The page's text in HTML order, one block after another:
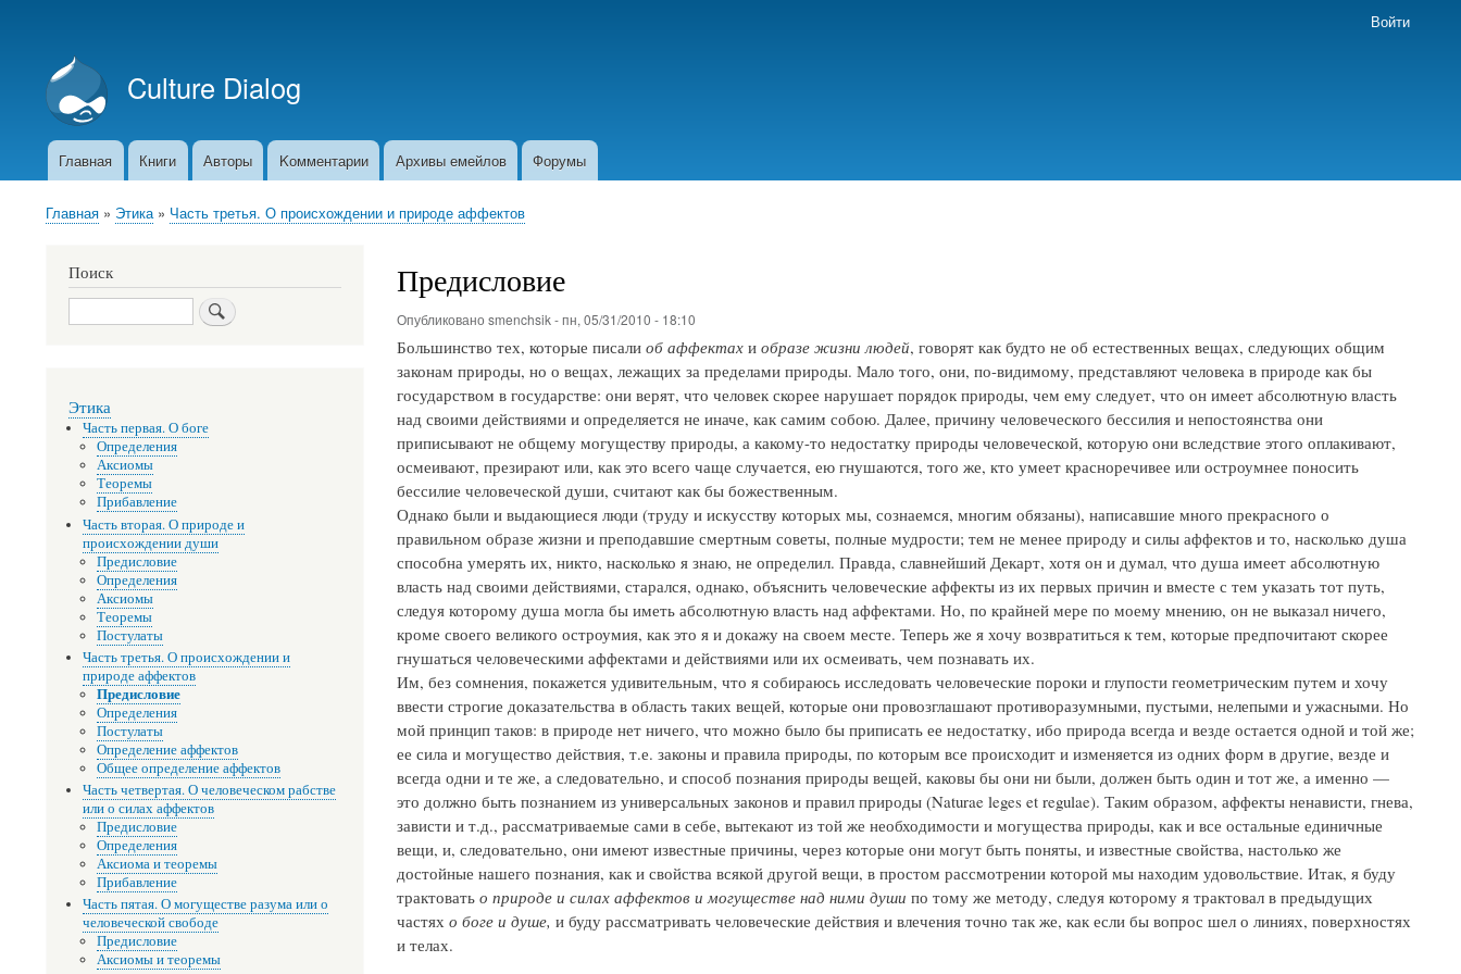
учётной
записи
пользователя
Войти
Culture Dialog
Основная
Главная Книги Авторы Kомментарии Архивы емейлов Форумы
Строка
Главная Этика Часть третья. О происхождении и природе аффектов
Предисловие
Опубликовано smenchsik-пн, 05/31/2010 - 18:10
Большинство тех, которые писали об аффектахи образе жизни людей, говорят как будто не об естественных вещах, следующих общим
законам природы, но о вещах, лежащих за пределами природы. Мало того, они, по-видимому, представляют человека в природе как бы
государством в государстве: они верят, что человек скорее нарушает порядок природы, чем ему следует, что он имеет абсолютную власть
над своими действиями и определяется не иначе, как самим собою. Далее, причину человеческого бессилия и непостоянства они
приписывают не общему могуществу природы, а какому-то недостатку природы человеческой, которую они вследствие этого оплакивают,
осмеивают, презирают или, как это всего чаще случается, ею гнушаются, того же, кто умеет красноречивее или остроумнее поносить
бессилие человеческой души, считают как бы божественным.
Однако были и выдающиеся люди (труду и искусству которых мы, сознаемся, многим обязаны), написавшие много прекрасного о
правильном образе жизни и преподавшие смертным советы, полные мудрости; тем не менее природу и силы аффектов и то, насколько душа
способна умерять их, никто, насколько я знаю, не определил. Правда, славнейший Декарт, хотя он и думал, что душа имеет абсолютную
власть над своими действиями, старался, однако, объяснить человеческие аффекты из их первых причин и вместе с тем указать тот путь,
следуя которому душа могла бы иметь абсолютную власть над аффектами. Но, по крайней мере по моему мнению, он не выказал ничего,
кроме своего великого остроумия, как это я и докажу на своем месте. Теперь же я хочу возвратиться к тем, которые предпочитают скорее
гнушаться человеческими аффектами и действиями или их осмеивать, чем познавать их.
Им, без сомнения, покажется удивительным, что я собираюсь исследовать человеческие пороки и глупости геометрическим путем и хочу
ввести строгие доказательства в область таких вещей, которые они провозглашают противоразумными, пустыми, нелепыми и ужасными. Но
мой принцип таков: в природе нет ничего, что можно было бы приписать ее недостатку, ибо природа всегда и везде остается одной и той же;
ее сила и могущество действия, т.е. законы и правила природы, по которым все происходит и изменяется из одних форм в другие, везде и
всегда одни и те же, а следовательно, и способ познания природы вещей, каковы бы они ни были, должен быть один и тот же, а именно —
это должно быть познанием из универсальных законов и правил природы (Naturae leges et regulae). Таким образом, аффекты ненависти, гнева,
зависти и т.д., рассматриваемые сами в себе, вытекают из той же необходимости и могущества природы, как и все остальные единичные
вещи, и, следовательно, они имеют известные причины, через которые они могут быть поняты, и известные свойства, настолько же
достойные нашего познания, как и свойства всякой другой вещи, в простом рассмотрении которой мы находим удовольствие. Итак, я буду
трактовать о природе и силах аффектов и могуществе над ними души по тому же методу, следуя которому я трактовал в предыдущих
частях о боге и душе, и буду рассматривать человеческие действия и влечения точно так же, как если бы вопрос шел о линиях, поверхностях
и телах.
Поиск
Поиск
Этика
Часть первая. О боге
Определения
Аксиомы
Теоремы
Прибавление
Часть вторая. О природе и
происхождении души
Предисловие
Определения
Аксиомы
Теоремы
Постулаты
Часть третья. О происхождении и
природе аффектов
Предисловие
Определения
Постулаты
Определение аффектов
Общее определение аффектов
Часть четвертая. О человеческом рабстве
или о силах аффектов
Предисловие
Определения
Аксиома и теоремы
Прибавление
Часть пятая. О могуществе разума или о
человеческой свободе
Предисловие
Аксиомы и теоремы